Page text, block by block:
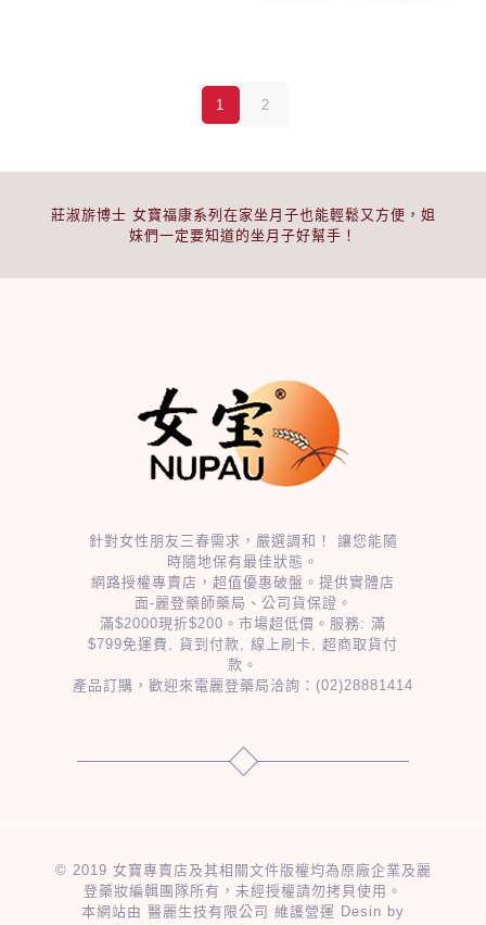
1 2
莊淑旂博士 女寶福康系列在家坐月子也能輕鬆又方便，姐
妹們一定要知道的坐月子好幫手！
針對女性朋友三春需求，嚴選調和！ 讓您能隨
時隨地保有最佳狀態。
網路授權專賣店，超值優惠破盤。提供實體店
面-麗登藥師藥局、公司貨保證。
滿$2000現折$200。市場超低價。服務: 滿
$799免運費, 貨到付款, 線上刷卡, 超商取貨付
款。
產品訂購，歡迎來電麗登藥局洽詢： (02)28881414
© 2019 女寶專賣店及其相關文件版權均為原廠企業及麗
登藥妝編輯團隊所有，未經授權請勿拷貝使用。
本網站由 醫麗生技有限公司 維護營運 Desin by